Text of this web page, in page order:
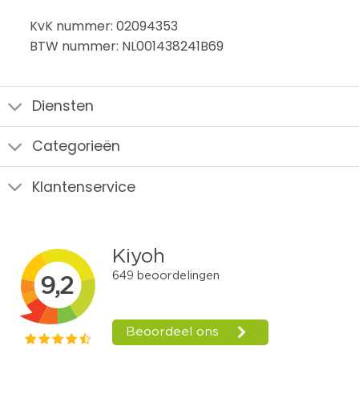
KvK nummer: 02094353
BTW nummer: NL001438241B69
Diensten
Categorieën
Klantenservice